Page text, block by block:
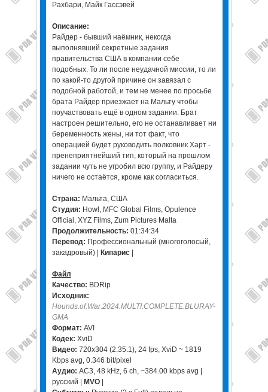
Рахбари, Майк Гассэвей
Описание:
Райдер - бывший наёмник, некогда
выполнявший секретные задания
правительства США в компании себе
подобных. То ли после неудачной миссии, то ли
по какой-то другой причине он завязал с
подобной работой, и тем не менее по просьбе
брата Райдер приезжает на Мальту чтобы
поучаствовать ещё в одном задании. Брат
настроен решительно, его не останавливает ни
беременность жены, ни тот факт, что
операцией будет руководить полковник Харт -
пренеприятнейший тип, который на прошлом
задании чуть не угробил всю группу, и Райдеру
ничего не остаётся, кроме как согласиться.
Страна: Мальта, США
Студия: Howl, MFC Global Films, Opulence
Official, XYZ Films, Zum Pictures Malta
Продолжительность: 01:34:34
Перевод: Профессиональный (многоголосый,
закадровый) |
Кипарис|
Файл
Качество: BDRip
Исходник:
Hounds.of.War.2024.MULTI.COMPLETE.BLURAY-
GMA
Формат: AVI
Кодек: XviD
Видео: 720x304 (2.35:1), 24 fps, XviD ~ 1819
Kbps avg, 0.346 bit/pixel
Аудио: AC3, 48 kHz, 6 ch, ~384.00 kbps avg |
русский |
MVO|